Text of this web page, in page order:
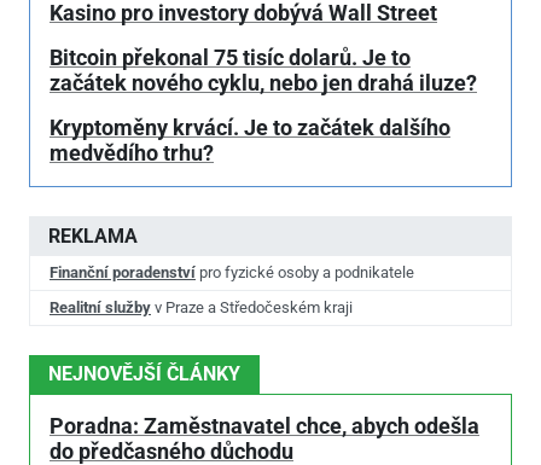
REKLAMA
Finanční poradenství pro fyzické osoby a podnikatele
Realitní služby v Praze a Středočeském kraji
NEJNOVĚJŠÍ ČLÁNKY
Poradna: Zaměstnavatel chce, abych odešla
do předčasného důchodu
Kasino pro investory dobývá Wall Street
Bitcoin překonal 75 tisíc dolarů. Je to
začátek nového cyklu, nebo jen drahá iluze?
Kryptoměny krvácí. Je to začátek dalšího
medvědího trhu?